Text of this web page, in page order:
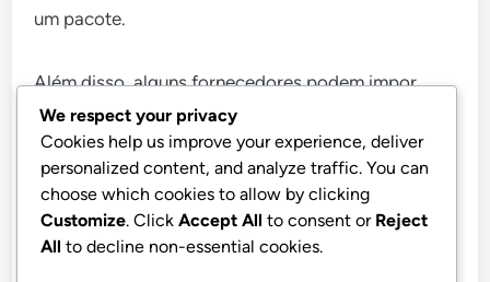
um pacote.
Além disso, alguns fornecedores podem impor
limites de dados ou velocidades mais lentas em
planos individuais, o que pode ser uma
desvantagem para usuários intensivos. Os pacotes
frequentemente vêm com termos mais generosos,
tornando-os uma melhor escolha para famílias ou
We respect your privacy
Cookies help us improve your experience, deliver
personalized content, and analyze traffic. You can
choose which cookies to allow by clicking
Customize. Click Accept All to consent or Reject
All to decline non-essential cookies.